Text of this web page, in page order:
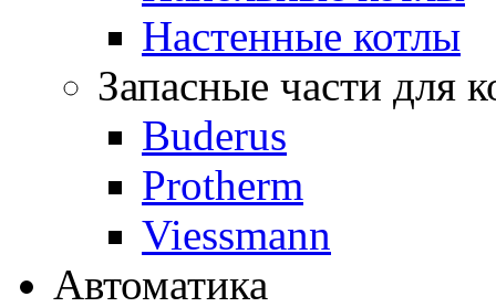
Настенные котлы
Запасные части для
Buderus
Protherm
Viessmann
Автоматика